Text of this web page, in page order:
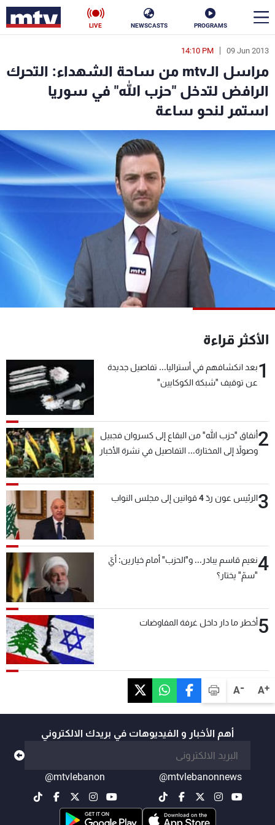
PROGRAMS
NEWSCASTS
LIVE
A+
A-
09 Jun 2013
14:10 PM
مراسل الـmtv من ساحة الشهداء: التحرك
الرافض لتدخل "حزب الله" في سوريا
استمر لنحو ساعة
الأكثر قراءة
1بعد انكشافهم في أستراليا... تفاصيل جديدة
عن توقيف "شبكة الكوكايين"
2أنفاق "حزب الله" من البقاع إلى كسروان فجبيل
وصولاً إلى المختارة... التفاصيل في نشرة الأخبار
3الرئيس عون ردّ 4 قوانين إلى مجلس النواب
4نعيم قاسم يبادر... و"الحزب" أمام خيارين: أيّ
"سمّ" يختار؟
5أخطر ما دار داخل غرفة المفاوضات
أهم الأخبار و الفيديوهات في بريدك الالكتروني
@mtvlebanonnews
@mtvlebanon
en
الأخبار
سياسة
فن
منوعات رياضة
كأس العالم
جدول البرامج
شاهد البرامج
الترددات
عن MTV
لاعلاناتكم
شروط الإسـتخدام